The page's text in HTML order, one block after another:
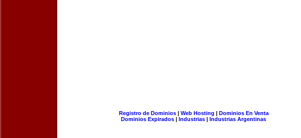
Registro de Dominios| Web Hosting | Dominios En Venta
Dominios Expirados | Industrias | Industrias Argentinas